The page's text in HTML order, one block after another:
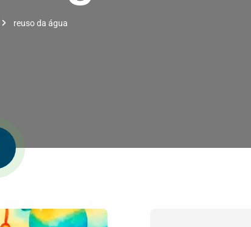
reuso da água